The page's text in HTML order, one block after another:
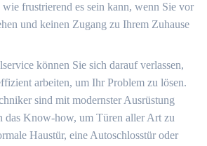
frustrierend es sein kann, wenn Sie vor
und keinen Zugang zu Ihrem Zuhause
können Sie sich darauf verlassen,
arbeiten, um Ihr Problem zu lösen.​
sind mit modernster Ausrüstung
das Know-how, um Türen aller Art zu
Haustür, eine Autoschlosstür oder